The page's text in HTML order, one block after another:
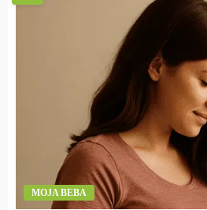
MOJA BEBA